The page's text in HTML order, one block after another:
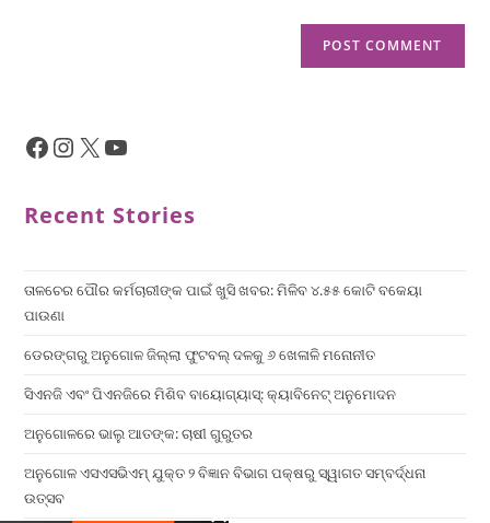
Recent Stories
ତାଳଚେର ପୌର କର୍ମଚାରୀଙ୍କ ପାଇଁ ଖୁସି ଖବର: ମିଳିବ ୪.୫୫ କୋଟି ବକେୟା
ପାଉଣା
ଡେରଙ୍ଗରୁ ଅନୁଗୋଳ ଜିଲ୍ଲା ଫୁଟବଲ୍ ଦଳକୁ ୬ ଖେଳାଳି ମନୋନୀତ
ସିଏନଜି ଏବଂ ପିଏନଜିରେ ମିଶିବ ବାୟୋଗ୍ୟାସ୍: କ୍ୟାବିନେଟ୍ ଅନୁମୋଦନ
ଅନୁଗୋଳରେ ଭାଲୁ ଆତଙ୍କ: ଚାଷୀ ଗୁରୁତର
ଅନୁଗୋଳ ଏସଏସଭିଏମ୍ ଯୁକ୍ତ ୨ ବିଜ୍ଞାନ ବିଭାଗ ପକ୍ଷରୁ ସ୍ୱାଗତ ସମ୍ବର୍ଦ୍ଧନା
ଉତ୍ସବ